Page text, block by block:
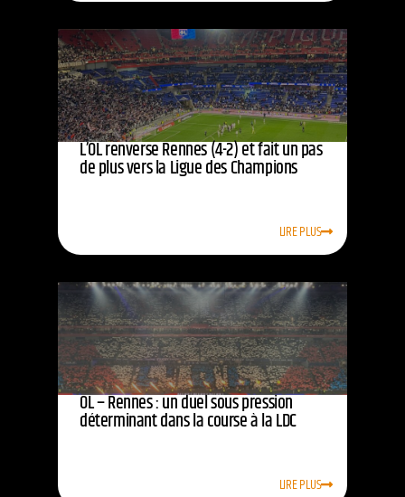
L’OL renverse Rennes (4-2) et fait un pas
de plus vers la Ligue des Champions
LIRE PLUS
OL – Rennes : un duel sous pression
déterminant dans la course à la LDC
LIRE PLUS